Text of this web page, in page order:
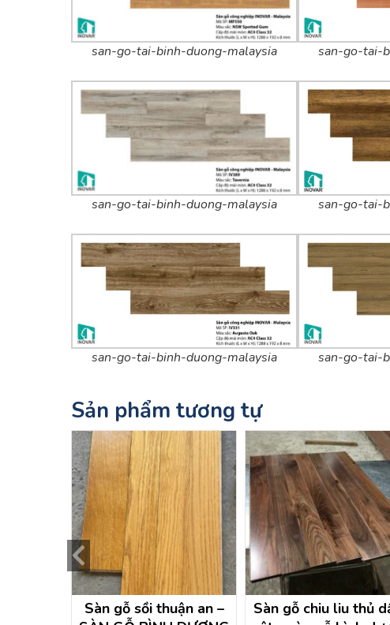
san-go-tai-binh-duong-malaysia san-go-tai-
san-go-tai-binh-duong-malaysia san-go-tai-
san-go-tai-binh-duong-malaysia san-go-tai-
Sản phẩm tương tự
Sàn gỗ sồi thuận an –
Sàn gỗ chiu liu thủ